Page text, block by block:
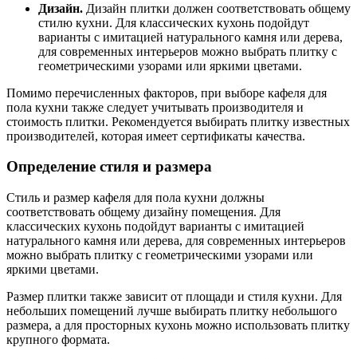
Дизайн. Дизайн плитки должен соответствовать общему
стилю кухни. Для классических кухонь подойдут
варианты с имитацией натурального камня или дерева,
для современных интерьеров можно выбрать плитку с
геометрическими узорами или яркими цветами.
Помимо перечисленных факторов, при выборе кафеля для
пола кухни также следует учитывать производителя и
стоимость плитки. Рекомендуется выбирать плитку известных
производителей, которая имеет сертификаты качества.
Определение стиля и размера
Стиль и размер кафеля для пола кухни должны
соответствовать общему дизайну помещения. Для
классических кухонь подойдут варианты с имитацией
натурального камня или дерева, для современных интерьеров
можно выбрать плитку с геометрическими узорами или
яркими цветами.
Размер плитки также зависит от площади и стиля кухни. Для
небольших помещений лучше выбирать плитку небольшого
размера, а для просторных кухонь можно использовать плитку
крупного формата.